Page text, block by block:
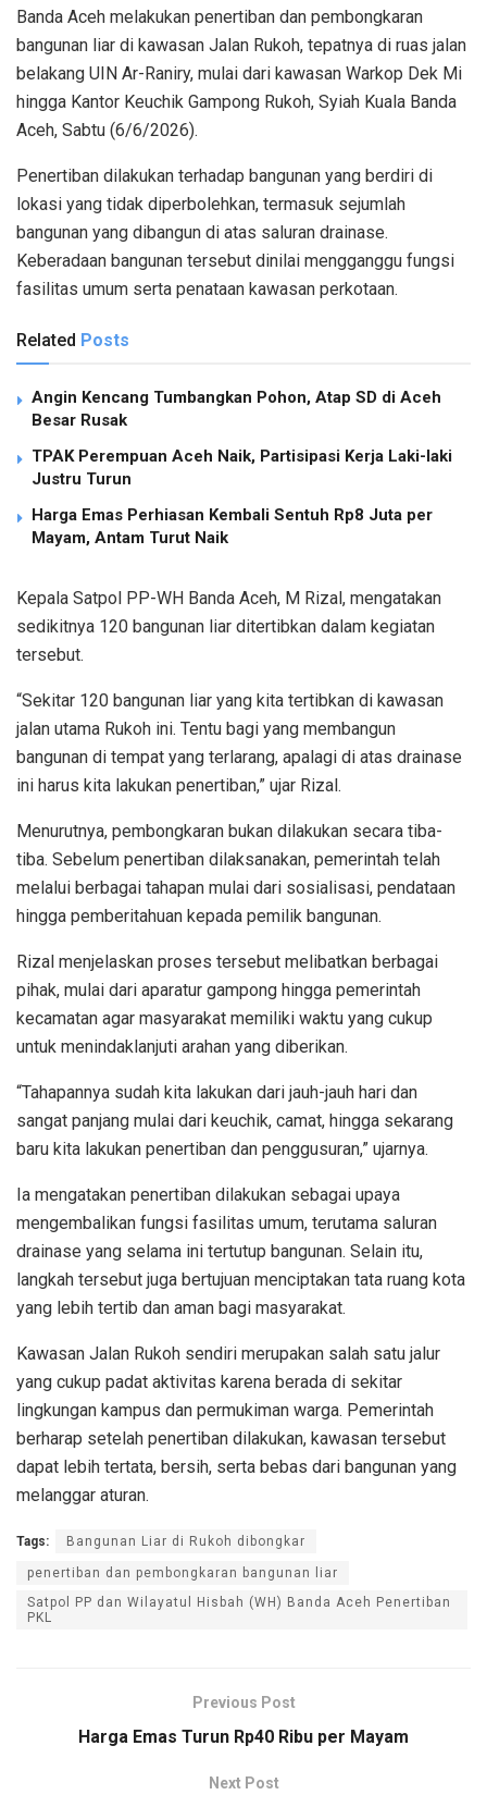
Banda Aceh melakukan penertiban dan pembongkaran
bangunan liar di kawasan Jalan Rukoh, tepatnya di ruas jalan
belakang UIN Ar-Raniry, mulai dari kawasan Warkop Dek Mi
hingga Kantor Keuchik Gampong Rukoh, Syiah Kuala Banda
Aceh, Sabtu (6/6/2026).
Penertiban dilakukan terhadap bangunan yang berdiri di
lokasi yang tidak diperbolehkan, termasuk sejumlah
bangunan yang dibangun di atas saluran drainase.
Keberadaan bangunan tersebut dinilai mengganggu fungsi
fasilitas umum serta penataan kawasan perkotaan.
Related Posts
Angin Kencang Tumbangkan Pohon, Atap SD di Aceh
Besar Rusak
TPAK Perempuan Aceh Naik, Partisipasi Kerja Laki-laki
Justru Turun
Harga Emas Perhiasan Kembali Sentuh Rp8 Juta per
Mayam, Antam Turut Naik
Kepala Satpol PP-WH Banda Aceh, M Rizal, mengatakan
sedikitnya 120 bangunan liar ditertibkan dalam kegiatan
tersebut.
“Sekitar 120 bangunan liar yang kita tertibkan di kawasan
jalan utama Rukoh ini. Tentu bagi yang membangun
bangunan di tempat yang terlarang, apalagi di atas drainase
ini harus kita lakukan penertiban,” ujar Rizal.
Menurutnya, pembongkaran bukan dilakukan secara tiba-
tiba. Sebelum penertiban dilaksanakan, pemerintah telah
melalui berbagai tahapan mulai dari sosialisasi, pendataan
hingga pemberitahuan kepada pemilik bangunan.
Rizal menjelaskan proses tersebut melibatkan berbagai
pihak, mulai dari aparatur gampong hingga pemerintah
kecamatan agar masyarakat memiliki waktu yang cukup
untuk menindaklanjuti arahan yang diberikan.
“Tahapannya sudah kita lakukan dari jauh-jauh hari dan
sangat panjang mulai dari keuchik, camat, hingga sekarang
baru kita lakukan penertiban dan penggusuran,” ujarnya.
Ia mengatakan penertiban dilakukan sebagai upaya
mengembalikan fungsi fasilitas umum, terutama saluran
drainase yang selama ini tertutup bangunan. Selain itu,
langkah tersebut juga bertujuan menciptakan tata ruang kota
yang lebih tertib dan aman bagi masyarakat.
Kawasan Jalan Rukoh sendiri merupakan salah satu jalur
yang cukup padat aktivitas karena berada di sekitar
lingkungan kampus dan permukiman warga. Pemerintah
berharap setelah penertiban dilakukan, kawasan tersebut
dapat lebih tertata, bersih, serta bebas dari bangunan yang
melanggar aturan.
Tags: Bangunan Liar di Rukoh dibongkar
penertiban dan pembongkaran bangunan liar
Satpol PP dan Wilayatul Hisbah (WH) Banda Aceh Penertiban
PKL
Previous Post
Harga Emas Turun Rp40 Ribu per Mayam
Next Post